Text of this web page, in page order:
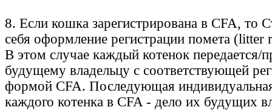
8. Если кошка зарегистрирована в CFA, то
себя оформление регистрации помета (litter
В этом случае каждый котенок передается/
будущему владельцу с соответствующей
формой CFA. Последующая
каждого котенка в CFA - дело их будущих